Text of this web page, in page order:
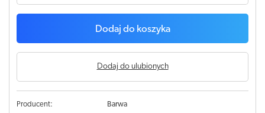
Dodaj do koszyka
Dodaj do ulubionych
Producent: Barwa